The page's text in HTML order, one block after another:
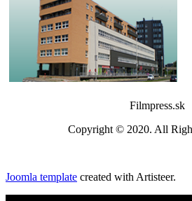
Filmpress.sk
Copyright © 2020. All
Joomla template created with Artisteer.